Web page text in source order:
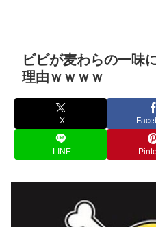
ビビが麦わらの一味
理由ｗｗｗｗ
X
LINE